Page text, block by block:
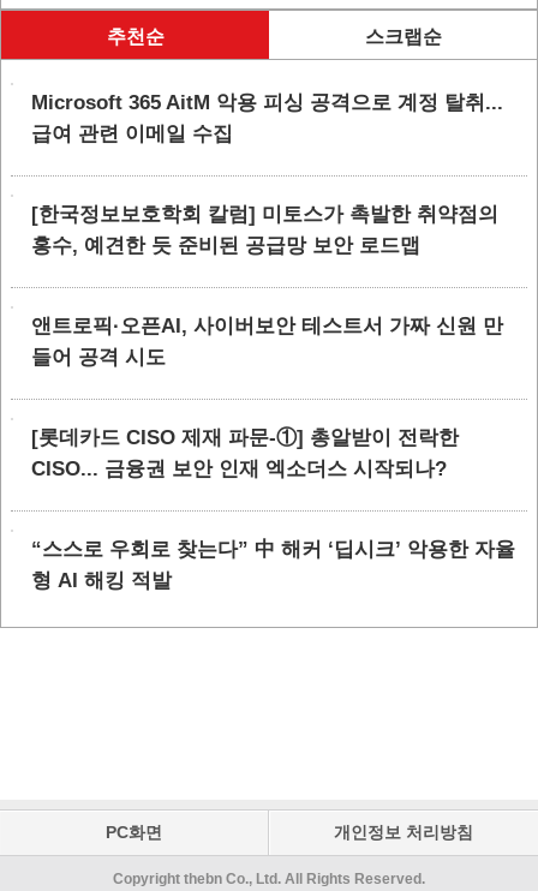
추천순 스크랩순
Microsoft 365 AitM 악용 피싱 공격으로 계정 탈취...
급여 관련 이메일 수집
[한국정보보호학회 칼럼] 미토스가 촉발한 취약점의
홍수, 예견한 듯 준비된 공급망 보안 로드맵
앤트로픽·오픈AI, 사이버보안 테스트서 가짜 신원 만
들어 공격 시도
[롯데카드 CISO 제재 파문-①] 총알받이 전락한
CISO... 금융권 보안 인재 엑소더스 시작되나?
“스스로 우회로 찾는다” 中 해커 ‘딥시크’ 악용한 자율
형 AI 해킹 적발
PC화면 개인정보 처리방침
Copyright thebn Co., Ltd. All Rights Reserved.